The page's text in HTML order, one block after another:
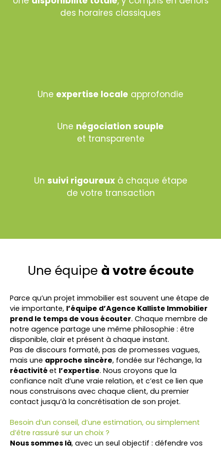
des horaires classiques
Une expertise locale approfondie
Une négociation souple
et transparente
Un suivi rigoureuxà chaque étape
de votre transaction
Une équipe à votre écoute
Parce qu’un projet immobilier est souvent une étape de
vie importante, l’équipe d’Agence Kalliste Immobilier
prend le temps de vous écouter. Chaque membre de
notre agence partage une même philosophie : être
disponible, clair et présent à chaque instant.
Pas de discours formaté, pas de promesses vagues,
mais une approche sincère, fondée sur l’échange, la
réactivité et l’expertise. Nous croyons que la
confiance naît d’une vraie relation, et c’est ce lien que
nous construisons avec chaque client, du premier
contact jusqu’à la concrétisation de son projet.
Besoin d’un conseil, d’une estimation, ou simplement
d’être rassuré sur un choix ?
Nous sommes là, avec un seul objectif : défendre vos